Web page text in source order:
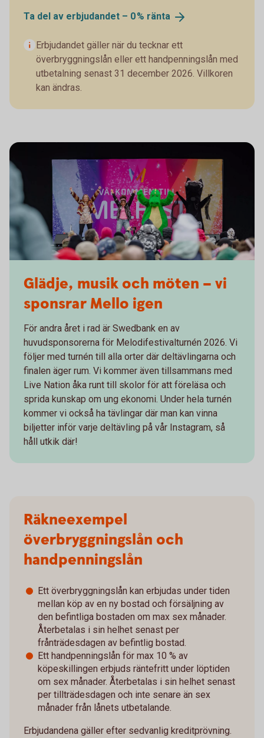
Ta del av erbjudandet – 0 % ränta
Erbjudandet gäller när du tecknar ett
överbryggningslån eller ett handpenningslån med
utbetalning senast 31 december 2026. Villkoren
kan ändras.
Glädje, musik och möten – vi
sponsrar Mello igen
För andra året i rad är Swedbank en av
huvudsponsorerna för Melodifestivalturnén 2026. Vi
följer med turnén till alla orter där deltävlingarna och
finalen äger rum. Vi kommer även tillsammans med
Live Nation åka runt till skolor för att föreläsa och
sprida kunskap om ung ekonomi. Under hela turnén
kommer vi också ha tävlingar där man kan vinna
biljetter inför varje deltävling på vår Instagram, så
håll utkik där!
Räkneexempel
överbryggningslån och
handpenningslån
Ett överbryggningslån kan erbjudas under tiden
mellan köp av en ny bostad och försäljning av
den befintliga bostaden om max sex månader.
Återbetalas i sin helhet senast per
frånträdesdagen av befintlig bostad.
Ett handpenningslån för max 10 % av
köpeskillingen erbjuds räntefritt under löptiden
om sex månader. Återbetalas i sin helhet senast
per tillträdesdagen och inte senare än sex
månader från lånets utbetalande.
Erbjudandena gäller efter sedvanlig kreditprövning.